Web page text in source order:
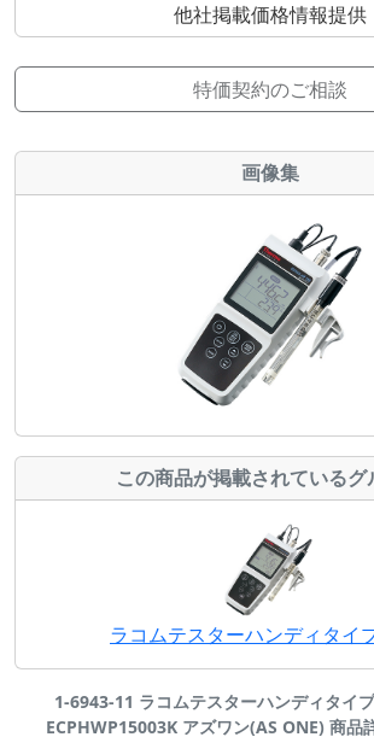
他社掲載価格情報提供
特価契約のご相談
画像集
この商品が掲載されているグ
ラコムテスターハンディタイ
1-6943-11 ラコムテスターハンディタイ
ECPHWP15003K アズワン(AS ONE) 商品